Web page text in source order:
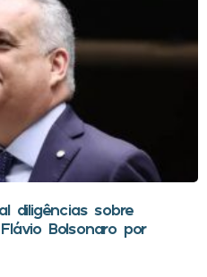
diligências sobre
Bolsonaro por